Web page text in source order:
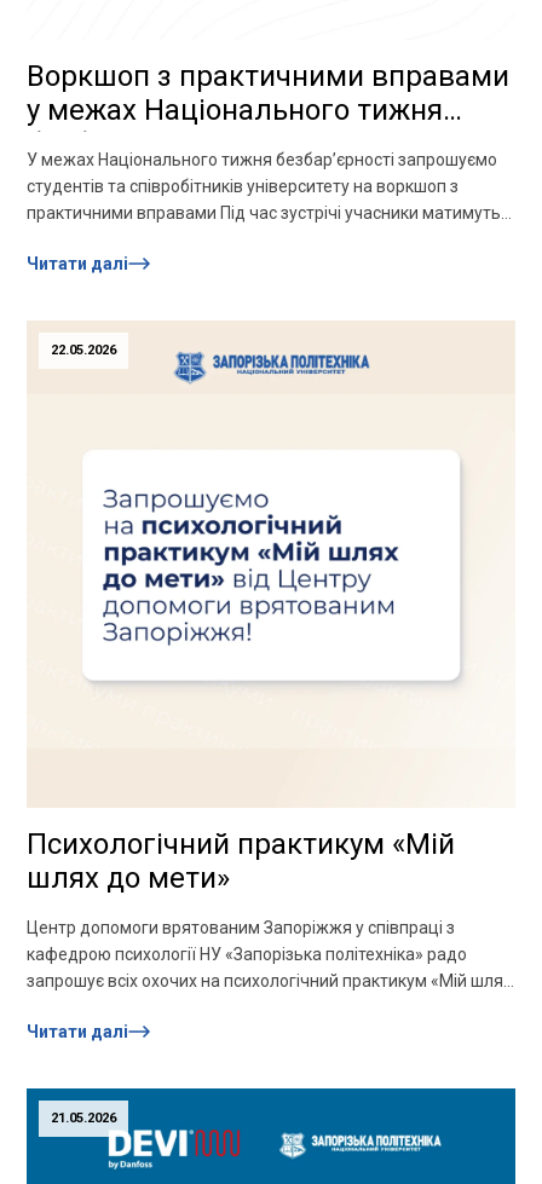
Воркшоп з практичними вправами
у межах Національного тижня
безбар’єрності
У межах Національного тижня безбар’єрності запрошуємо
студентів та співробітників університету на воркшоп з
практичними вправами Під час зустрічі учасники матимуть
Читати далі
22.05.2026
Психологічний практикум «Мій
шлях до мети»
Центр допомоги врятованим Запоріжжя у співпраці з
кафедрою психології НУ «Запорізька політехніка» радо
запрошує всіх охочих на психологічний практикум «Мій шлях
Читати далі
21.05.2026